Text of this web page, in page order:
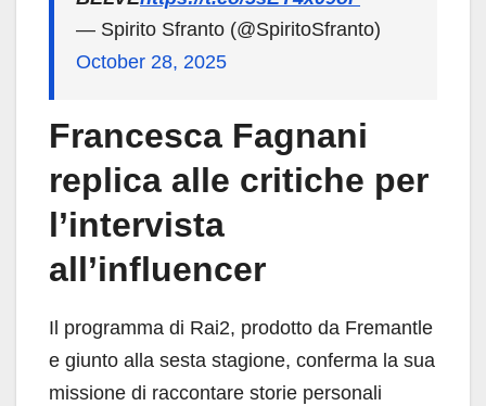
— Spirito Sfranto (@SpiritoSfranto)
October 28, 2025
Francesca Fagnani
replica alle critiche per
l’intervista
all’influencer
Il programma di Rai2, prodotto da Fremantle
e giunto alla sesta stagione, conferma la sua
missione di raccontare storie personali